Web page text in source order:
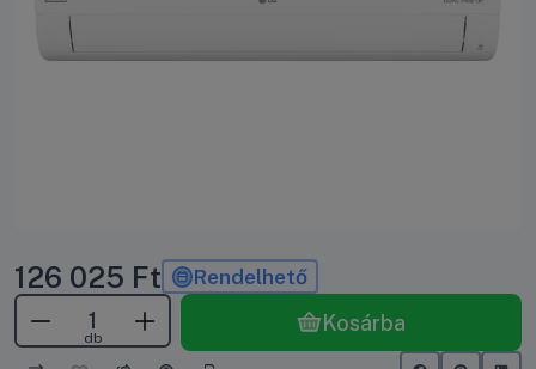
126 025 Ft Rendelhető
db
Kosárba